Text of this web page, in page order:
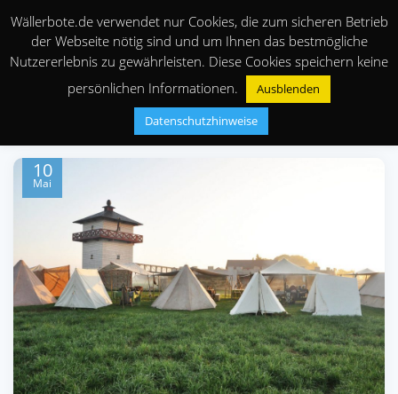
10
Mai
Wällerbote.de verwendet nur Cookies, die zum sicheren Betrieb
der Webseite nötig sind und um Ihnen das bestmögliche
Nutzererlebnis zu gewährleisten. Diese Cookies speichern keine
persönlichen Informationen.
Ausblenden
Datenschutzhinweise